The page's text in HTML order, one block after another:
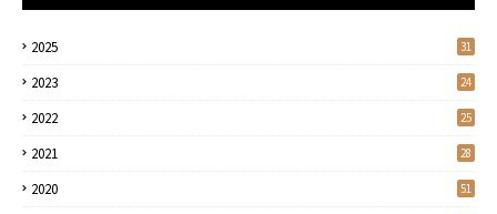
2025 31
2023 24
2022 25
2021 28
2020 51